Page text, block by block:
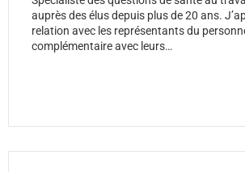
auprès des élus depuis plus de 20 ans.
relation avec les représentants du
complémentaire avec leurs…